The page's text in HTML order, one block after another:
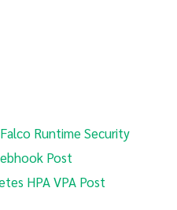
Falco Runtime Security
Post
HPA VPA Post